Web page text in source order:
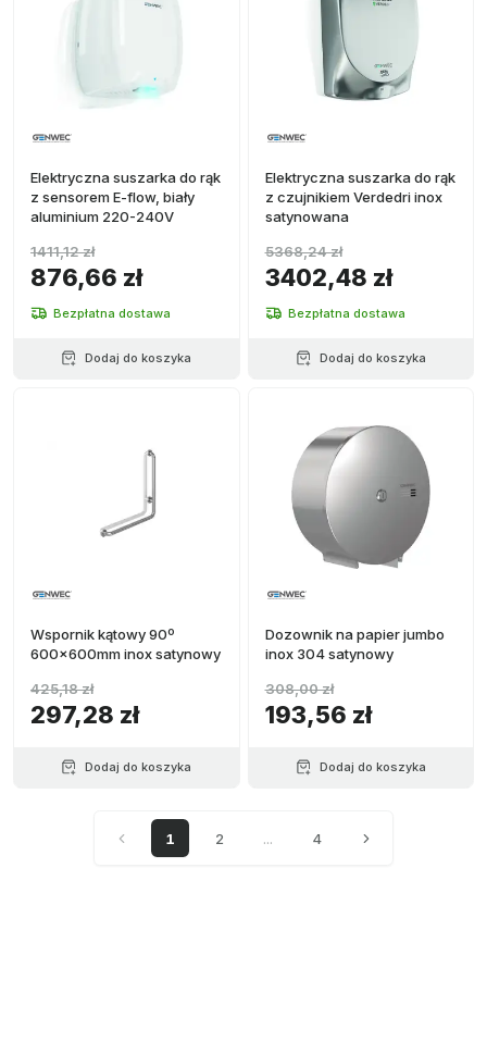
Elektryczna suszarka do rąk
z sensorem E-flow, biały
aluminium 220-240V
876,66 zł
1411,12 zł
Bezpłatna dostawa
Dodaj do koszyka
Elektryczna suszarka do rąk
z czujnikiem Verdedri inox
satynowana
3402,48 zł
5368,24 zł
Bezpłatna dostawa
Dodaj do koszyka
Wspornik kątowy 90º
600x600mm inox satynowy
297,28 zł
425,18 zł
Dodaj do koszyka
Dozownik na papier jumbo
inox 304 satynowy
193,56 zł
308,00 zł
Dodaj do koszyka
1 2 ... 4